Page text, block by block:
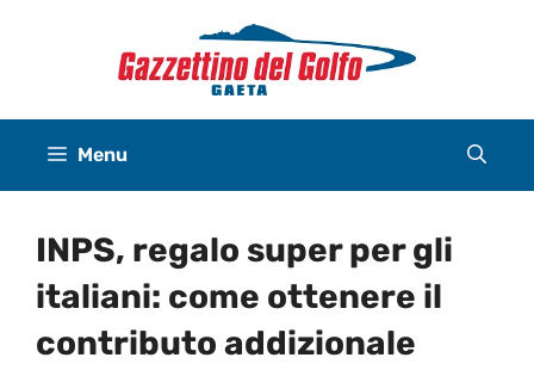
Menu
INPS, regalo super per gli
italiani: come ottenere il
contributo addizionale